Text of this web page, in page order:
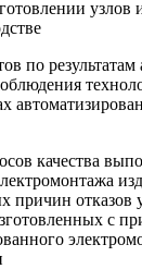
узлов
по результатам
качества
причин отказов
с